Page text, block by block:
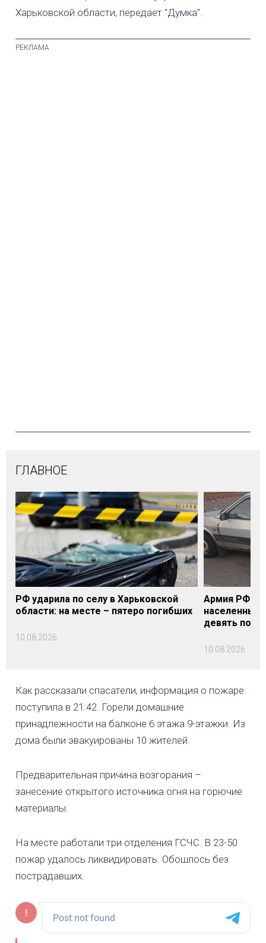
Харьковской области, передает "Думка".
ГЛАВНОЕ
РФ ударила по селу в Харьковской
области: на месте – пятеро погибших
10.08.2026
Армия РФ за
населенных
девять
10.08.2026
Как рассказали спасатели, информация о пожаре
поступила в 21:42. Горели домашние
принадлежности на балконе 6 этажа 9-этажки. Из
дома были эвакуированы 10 жителей.
Предварительная причина возгорания –
занесение открытого источника огня на горючие
материалы.
На месте работали три отделения ГСЧС. В 23-50
пожар удалось ликвидировать. Обошлось без
пострадавших.